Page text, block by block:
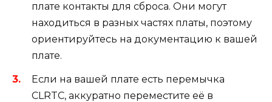
плате контакты для сброса. Они могут
находиться в разных частях платы, поэтому
ориентируйтесь на документацию к вашей
плате.
Если на вашей плате есть перемычка
CLRTC, аккуратно переместите её в